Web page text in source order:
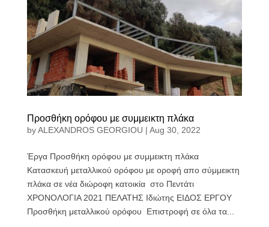
Προσθήκη ορόφου με συμμεικτη πλάκα
byALEXANDROS GEORGIOU | Aug 30, 2022
Έργα Προσθήκη ορόφου με συμμεικτη πλάκα
Κατασκευή μεταλλικού ορόφου με οροφή απο σύμμεικτη
πλάκα σε νέα διώροφη κατοικία στο Πεντάτι
ΧΡΟΝΟΛΟΓΙΑ 2021 ΠΕΛΑΤΗΣ Ιδιώτης ΕΙΔΟΣ ΕΡΓΟΥ
Προσθήκη μεταλλικού ορόφου Επιστροφή σε όλα τα...